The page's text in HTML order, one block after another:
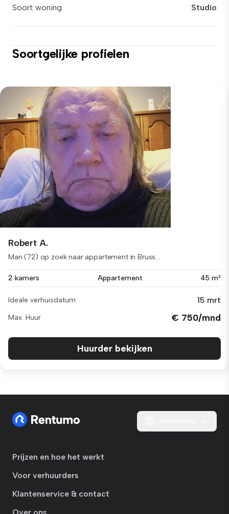
Soort woning
Studio
Soortgelijke profielen
Robert A.
Man (72) op zoek naar appartement in Bruss...
2 kamers Appartement 45 m²
Ideale verhuisdatum 15 mrt
Max. Huur € 750/mnd
Huurder bekijken
Prijzen en hoe het werkt
Voor verhuurders
Klantenservice & contact